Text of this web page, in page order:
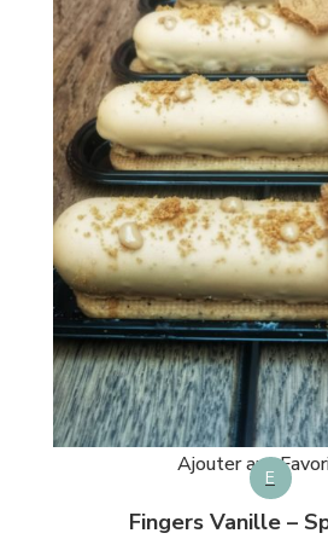
Ajouter auxE
Fingers Vanille –